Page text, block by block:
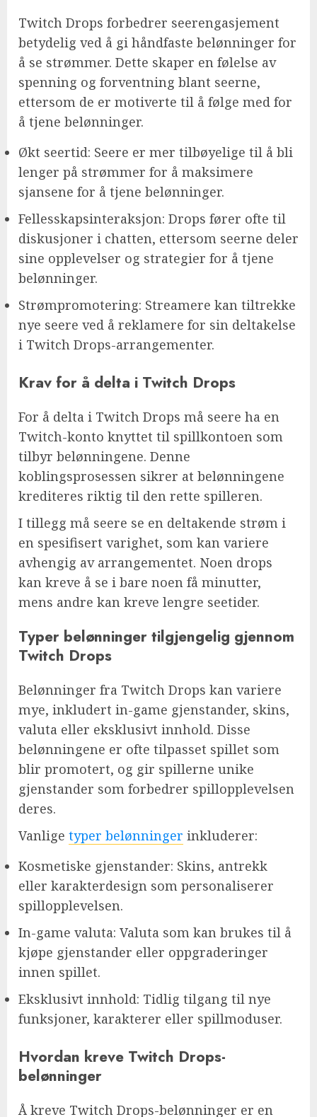
Twitch Drops forbedrer seerengasjement
betydelig ved å gi håndfaste belønninger for
å se strømmer. Dette skaper en følelse av
spenning og forventning blant seerne,
ettersom de er motiverte til å følge med for
å tjene belønninger.
Økt seertid: Seere er mer tilbøyelige til å bli
lenger på strømmer for å maksimere
sjansene for å tjene belønninger.
Fellesskapsinteraksjon: Drops fører ofte til
diskusjoner i chatten, ettersom seerne deler
sine opplevelser og strategier for å tjene
belønninger.
Strømpromotering: Streamere kan tiltrekke
nye seere ved å reklamere for sin deltakelse
i Twitch Drops-arrangementer.
Krav for å delta i Twitch Drops
For å delta i Twitch Drops må seere ha en
Twitch-konto knyttet til spillkontoen som
tilbyr belønningene. Denne
koblingsprosessen sikrer at belønningene
krediteres riktig til den rette spilleren.
I tillegg må seere se en deltakende strøm i
en spesifisert varighet, som kan variere
avhengig av arrangementet. Noen drops
kan kreve å se i bare noen få minutter,
mens andre kan kreve lengre seetider.
Typer belønninger tilgjengelig gjennom
Twitch Drops
Belønninger fra Twitch Drops kan variere
mye, inkludert in-game gjenstander, skins,
valuta eller eksklusivt innhold. Disse
belønningene er ofte tilpasset spillet som
blir promotert, og gir spillerne unike
gjenstander som forbedrer spillopplevelsen
deres.
Vanlige typer belønninger inkluderer:
Kosmetiske gjenstander: Skins, antrekk
eller karakterdesign som personaliserer
spillopplevelsen.
In-game valuta: Valuta som kan brukes til å
kjøpe gjenstander eller oppgraderinger
innen spillet.
Eksklusivt innhold: Tidlig tilgang til nye
funksjoner, karakterer eller spillmoduser.
Hvordan kreve Twitch Drops-
belønninger
Å kreve Twitch Drops-belønninger er en